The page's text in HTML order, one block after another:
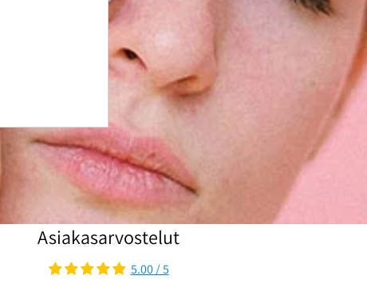
Asiakasarvostelut
5.00 / 5